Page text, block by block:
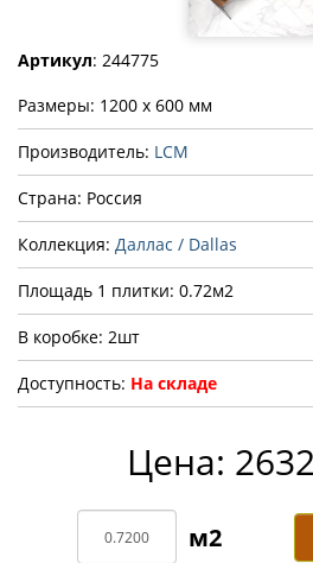
Артикул: 244775
Размеры: 1200 x 600 мм
Производитель: LCM
Страна: Россия
Коллекция: Даллас / Dallas
Площадь 1 плитки: 0.72м2
В коробке: 2шт
Доступность: На складе
Цена: